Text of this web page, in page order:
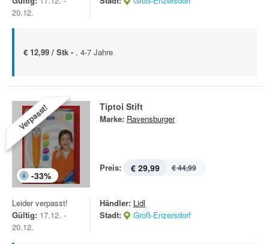
20.12.
€ 12,99 / Stk - , 4-7 Jahre
Verpasst!
-33%
Tiptoi Stift
Marke: Ravensburger
Preis: € 29,99 € 44,99
Leider verpasst!
Gültig: 17.12. -
20.12.
Händler: Lidl
Stadt:
Groß-Enzersdorf